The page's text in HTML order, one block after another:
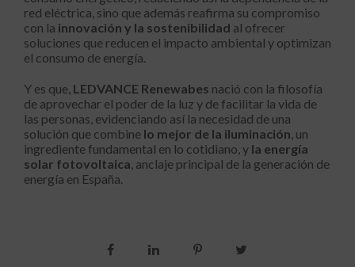
red eléctrica, sino que además reafirma su compromiso
con la innovación y la sostenibilidad al ofrecer
soluciones que reducen el impacto ambiental y optimizan
el consumo de energía.
Y es que, LEDVANCE Renewabes nació con la filosofía
de aprovechar el poder de la luz y de facilitar la vida de
las personas, evidenciando así la necesidad de una
solución que combine lo mejor de la iluminación , un
ingrediente fundamental en lo cotidiano, y la energía
solar fotovoltaica , anclaje principal de la generación de
energía en España.